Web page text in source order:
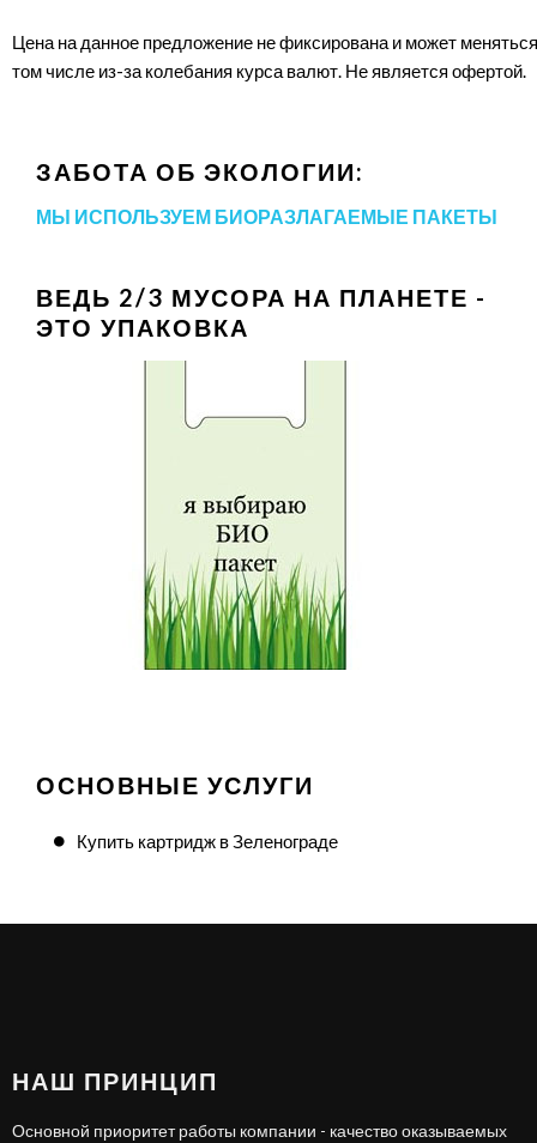
Цена на данное предложение не фиксирована и может
том числе из-за колебания курса валют. Не является офертой.
ЗАБОТА ОБ ЭКОЛОГИИ:
МЫ ИСПОЛЬЗУЕМ БИОРАЗЛАГАЕМЫЕ ПАКЕТЫ
ВЕДЬ 2/3 МУСОРА НА ПЛАНЕТЕ -
ЭТО УПАКОВКА
ОСНОВНЫЕ УСЛУГИ
Купить картридж в Зеленограде
НАШ ПРИНЦИП
Основной приоритет работы компании - качество оказываемых